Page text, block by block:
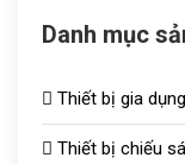
Danh mục
Thiết bị gia dụng
Thiết bị chiếu